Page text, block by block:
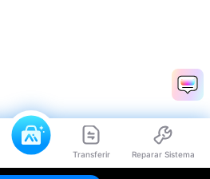
Transferir Reparar Sistema